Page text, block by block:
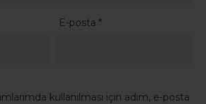
E-posta*
kullanılması için adım, e-posta